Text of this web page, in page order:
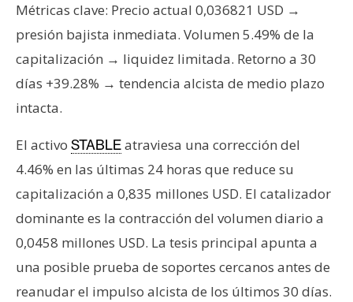
i
s
i
s
o
t
a
d
e
P
r
Métricas clave: Precio actual 0,036821 USD →
presión bajista inmediata. Volumen 5.49% de la
capitalización → liquidez limitada. Retorno a 30
días +39.28% → tendencia alcista de medio plazo
intacta.
El activo STABLEatraviesa una corrección del
4.46% en las últimas 24 horas que reduce su
capitalización a 0,835 millones USD. El catalizador
dominante es la contracción del volumen diario a
0,0458 millones USD. La tesis principal apunta a
una posible prueba de soportes cercanos antes de
reanudar el impulso alcista de los últimos 30 días.